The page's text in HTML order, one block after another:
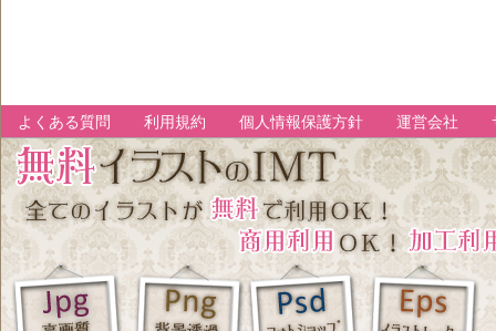
よくある質問 利用規約 個人情報保護方針 運営会社